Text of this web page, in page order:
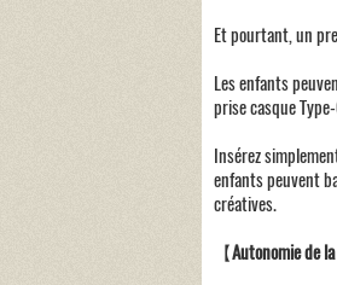
Et pourtant, un
Les enfants
prise casque
Insérez
enfants peuvent
créatives.
【Autonomie de